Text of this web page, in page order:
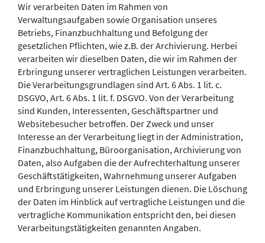
Wir verarbeiten Daten im Rahmen von
Verwaltungsaufgaben sowie Organisation unseres
Betriebs, Finanzbuchhaltung und Befolgung der
gesetzlichen Pflichten, wie z.B. der Archivierung. Herbei
verarbeiten wir dieselben Daten, die wir im Rahmen der
Erbringung unserer vertraglichen Leistungen verarbeiten.
Die Verarbeitungsgrundlagen sind Art. 6 Abs. 1 lit. c.
DSGVO, Art. 6 Abs. 1 lit. f. DSGVO. Von der Verarbeitung
sind Kunden, Interessenten, Geschäftspartner und
Websitebesucher betroffen. Der Zweck und unser
Interesse an der Verarbeitung liegt in der Administration,
Finanzbuchhaltung, Büroorganisation, Archivierung von
Daten, also Aufgaben die der Aufrechterhaltung unserer
Geschäftstätigkeiten, Wahrnehmung unserer Aufgaben
und Erbringung unserer Leistungen dienen. Die Löschung
der Daten im Hinblick auf vertragliche Leistungen und die
vertragliche Kommunikation entspricht den, bei diesen
Verarbeitungstätigkeiten genannten Angaben.